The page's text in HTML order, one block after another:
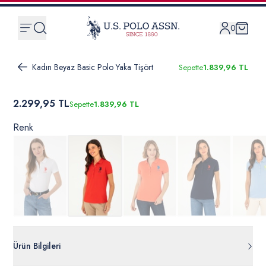
0
Kadın Beyaz Basic Polo Yaka Tişört Sepette1.839,96 TL
2.299,95 TLSepette1.839,96 TL
Renk
Ürün Bilgileri